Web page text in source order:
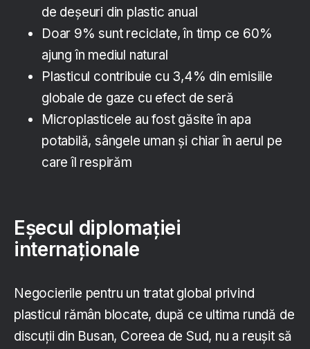
de deșeuri din plastic anual
Doar 9% sunt reciclate, în timp ce 60%
ajung în mediul natural
Plasticul contribuie cu 3,4% din emisiile
globale de gaze cu efect de seră
Microplasticele au fost găsite în apa
potabilă, sângele uman și chiar în aerul pe
care îl respirăm
Eșecul diplomației
internaționale
Negocierile pentru un tratat global privind
plasticul rămân blocate, după ce ultima rundă de
discuții din Busan, Coreea de Sud, nu a reușit să